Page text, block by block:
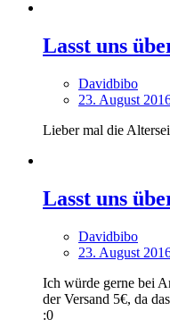
Lasst uns
Davidbibo
23. August
Lieber mal die
Lasst uns
Davidbibo
23. August
Ich würde gerne bei
der Versand 5€, da
:0